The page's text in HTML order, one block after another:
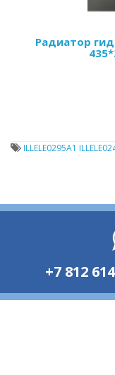
Радиатор
ILLELE0295A1
+7 812